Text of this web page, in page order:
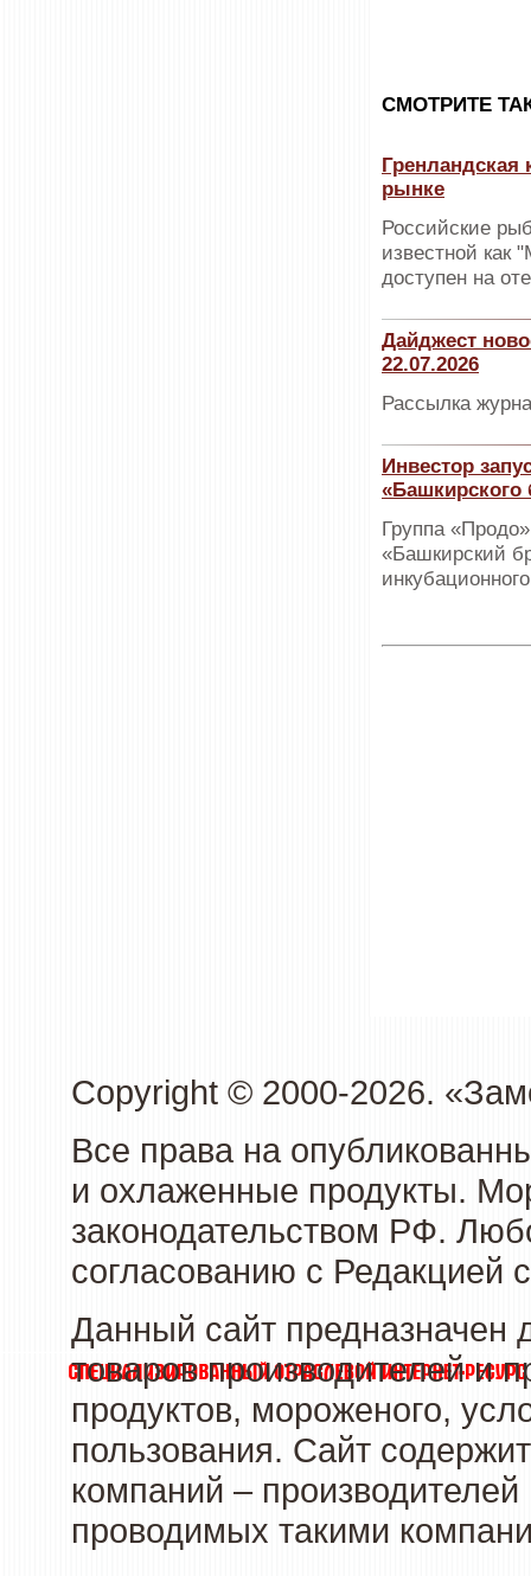
CМОТРИТЕ
Гренландская
рынке
Российские
известной как
доступен на
Дайджест
22.07.2026
Рассылка
Инвестор
«Башкирского
Группа
«Башкирский
Copyright © 2000-2026.
Все права на
и охлаженные продукты.
законодательством РФ.
согласованию с Редакцией
Данный сайт предназначен
товаров производителей и
продуктов, мороженого,
пользования. Сайт
компаний –
проводимых такими